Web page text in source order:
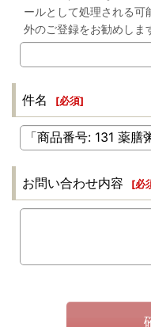
ールとして処理される可
外のご登録をお勧めしま
件名 [必須]
お問い合わせ内容 [必